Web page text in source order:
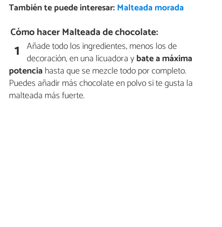
También te puede interesar: Malteada morada
Cómo hacer Malteada de chocolate:
1 Añade todo los ingredientes, menos los de
decoración, en una licuadora ybate a máxima
potenciahasta que se mezcle todo por completo.
Puedes añadir más chocolate en polvo si te gusta la
malteada más fuerte.